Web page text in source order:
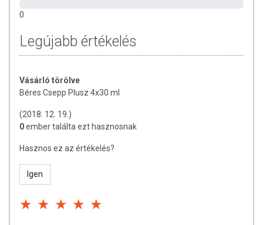
0
Legújabb értékelés
Vásárló törölve
Béres Csepp Plusz 4x30 ml
(2018. 12. 19.)
0ember találta ezt hasznosnak
Hasznos ez az értékelés?
Igen